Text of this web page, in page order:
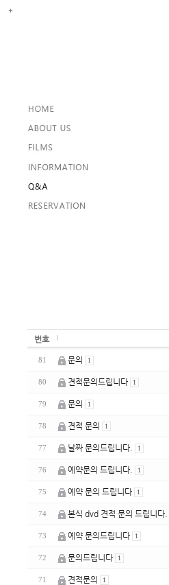
번호
81 문의 1
80 견적문의드립니다 1
79 문의 1
78 견적 문의 1
77 날짜 문의드립니다. 1
76 예약문의 드립니다. 1
75 예약 문의 드립니다 1
74 본식 dvd 견적 문의 드립니다.
73 예약 문의드립니다 1
72 문의드립니다 1
71 견적문의 1